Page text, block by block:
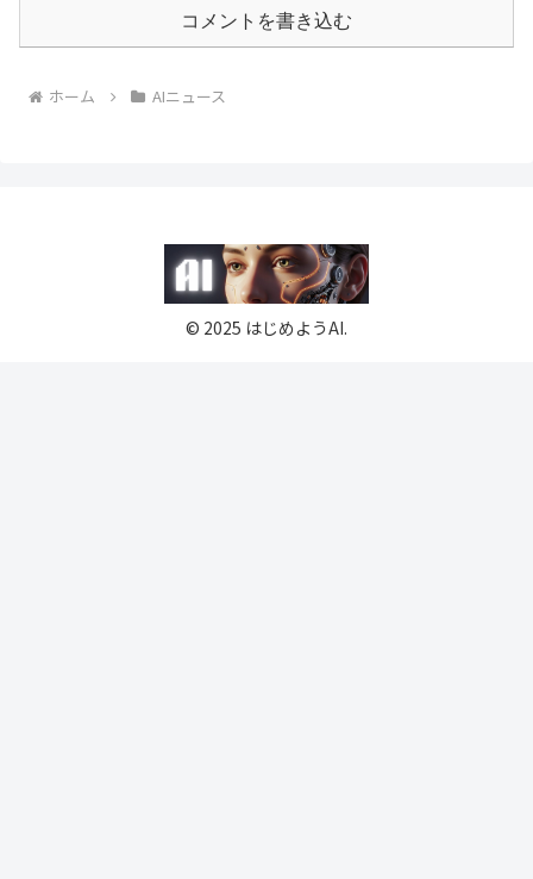
コメントを書き込む
ホーム AIニュース
© 2025 はじめようAI.